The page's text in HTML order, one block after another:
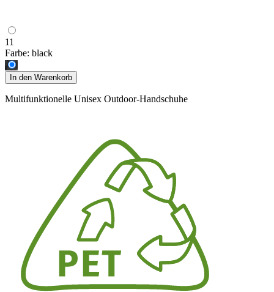
11
Farbe: black
In den Warenkorb
Multifunktionelle Unisex Outdoor-Handschuhe